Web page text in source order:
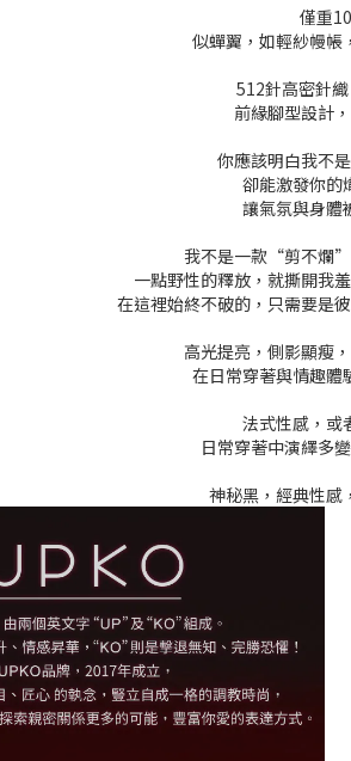
僅重
似蟬翼，如輕紗幔帳
512針高密針
前緣腳型設計
你應該明白我不
卻能激發你的
讓氣氛與身體
我不是一款“剪不爛
一點野性的釋放，就撕開我
在這裡始終不破的，只需要是
高光提亮，側影顯瘦
在日常穿著與情趣體
法式性感，或
日常穿著中演繹多
神秘黑，經典性感